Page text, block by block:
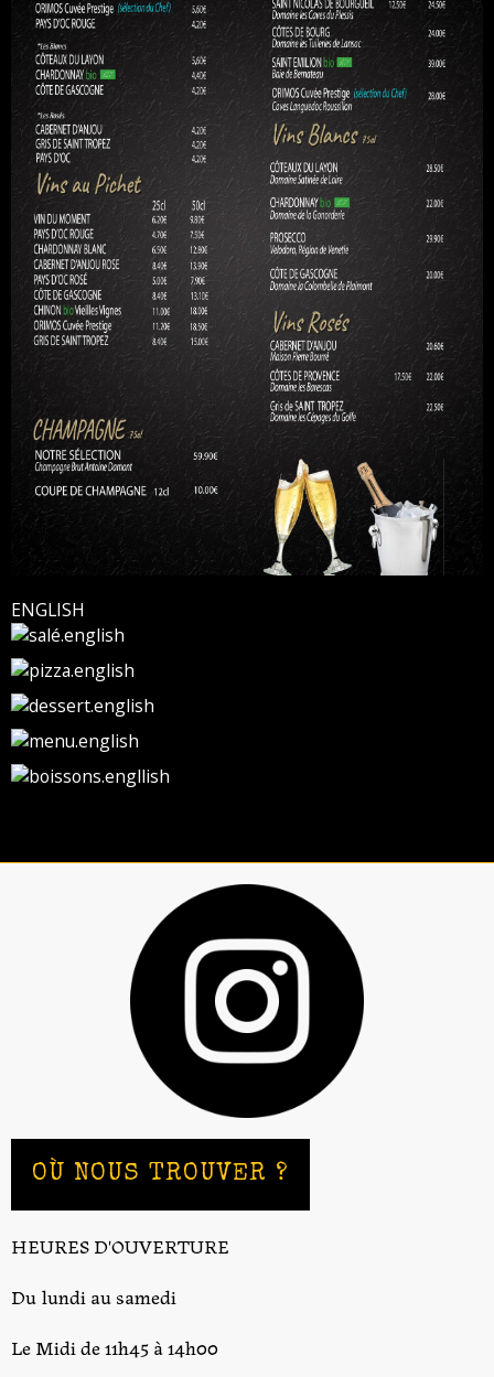
ENGLISH
OÙ NOUS TROUVER ?
HEURES D'OUVERTURE
Du lundi au samedi
Le Midi de 11h45 à 14h00